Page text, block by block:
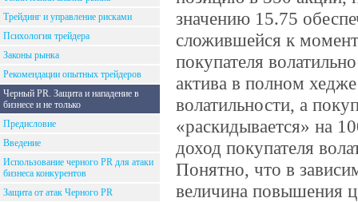
Трейдинг и управление рисками
Психология трейдера
Законы рынка
Рекомендации опытных трейдеров
Черный PR. Защита и нападение в
бизнесе и не только
Предисловие
Введение
Использование черного PR для атаки
бизнеса конкурентов
Защита от атак Черного PR
значению 15.75
сложившейся к
покупателя
актива в полном
волатильности, а
«раскидывается» на
доход покупателя
Понятно, что в
величина повышения